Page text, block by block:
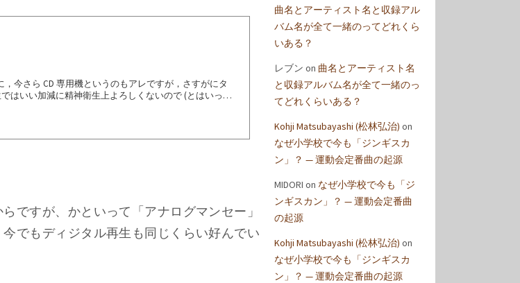
，今さら CD 専用機というのもアレですが，さすがにタ
はいい加減に精神衛生上よろしくないので (とはいって
ですが、かといって「アナログマンセー」
でもディジタル再生も同じくらい好んでい
曲名とアーティスト名と収録アル
バム名が全て一緒のってどれくら
いある？
レブン on 曲名とアーティスト名
と収録アルバム名が全て一緒のっ
てどれくらいある？
Kohji Matsubayashi (松林弘治) on
なぜ小学校で今も「ジンギスカ
ン」？ — 運動会定番曲の起源
MIDORI on なぜ小学校で今も「ジ
ンギスカン」？ — 運動会定番曲
の起源
Kohji Matsubayashi (松林弘治) on
なぜ小学校で今も「ジンギスカ
ン」？ — 運動会定番曲の起源